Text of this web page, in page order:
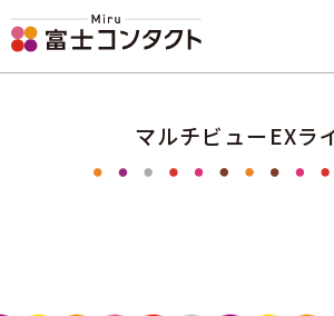
マルチビューEXラ